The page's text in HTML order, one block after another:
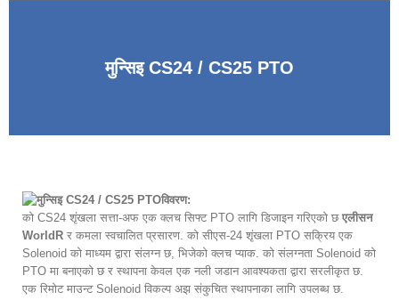
मुन्सिइ CS24 / CS25 PTO
विवरण:
को CS24 शृंखला सत्ता-अफ एक क्लच सिफ्ट PTO लागि डिजाइन गरिएको छ एलीसन
WorldR र कमला स्वचालित प्रसारण. को सीएस-24 शृंखला PTO सक्रिय एक
Solenoid को माध्यम द्वारा संलग्न छ, भिजेको क्लच प्याक. को संलग्नता Solenoid को
PTO मा बनाएको छ र स्थापना केवल एक नली जडान आवश्यकता द्वारा सरलीकृत छ.
एक रिमोट माउन्ट Solenoid विकल्प अझ संकुचित स्थापनाका लागि उपलब्ध छ.